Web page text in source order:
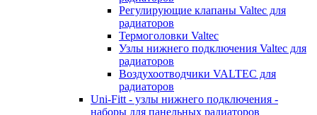
Регулирующие клапаны Valtec для
радиаторов
Термоголовки Valtec
Узлы нижнего подключения Valtec для
радиаторов
Воздухоотводчики VALTEC для
радиаторов
Uni-Fitt - узлы нижнего подключения -
наборы для панельных радиаторов